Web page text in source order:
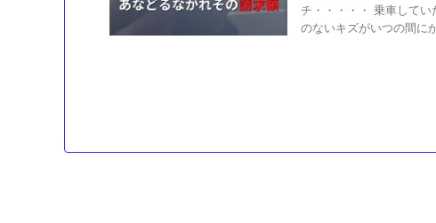
チ・・・・・ 乗車してい
のないキズがいつの間に